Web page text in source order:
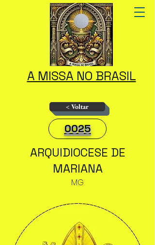
A MISSA NO BRASIL
< Voltar
0025
ARQUIDIOCESE DE
MARIANA
MG